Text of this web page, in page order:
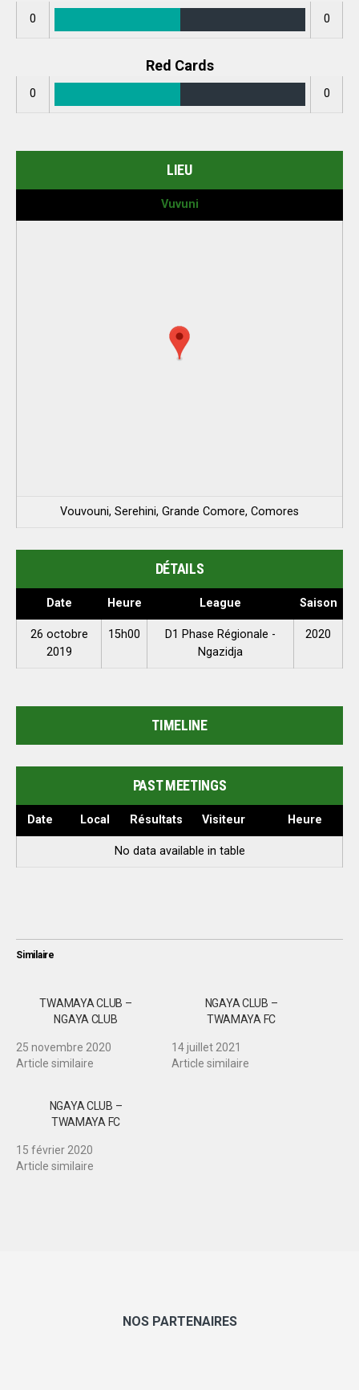
0 0
Red Cards
0 0
LIEU
Vuvuni
Vouvouni, Serehini, Grande Comore, Comores
DÉTAILS
Date Heure League Saison
26 octobre
2019
15h00
D1 Phase Régionale -
Ngazidja
2020
TIMELINE
PAST MEETINGS
Date Local Résultats Visiteur Heure
No data available in table
Similaire
TWAMAYA CLUB –
NGAYA CLUB
25 novembre 2020
Article similaire
NGAYA CLUB –
TWAMAYA FC
14 juillet 2021
Article similaire
NGAYA CLUB –
TWAMAYA FC
15 février 2020
Article similaire
NOS PARTENAIRES